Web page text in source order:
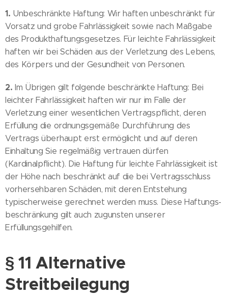
1. Unbeschränkte Haftung: Wir haften unbeschränkt für
Vorsatz und grobe Fahrlässigkeit sowie nach Maßgabe
des Produkthaftungsgesetzes. Für leichte Fahrlässigkeit
haften wir bei Schäden aus der Verletzung des Lebens,
des Körpers und der Gesundheit von Personen.
2. Im Übrigen gilt folgende beschränkte Haftung: Bei
leichter Fahrlässigkeit haften wir nur im Falle der
Verletzung einer wesentlichen Vertragspflicht, deren
Erfüllung die ordnungsgemäße Durchführung des
Vertrags überhaupt erst ermöglicht und auf deren
Einhaltung Sie regelmäßig vertrauen dürfen
(Kardinalpflicht). Die Haftung für leichte Fahrlässigkeit ist
der Höhe nach beschränkt auf die bei Vertragsschluss
vorhersehbaren Schäden, mit deren Entstehung
typischerweise gerechnet werden muss. Diese Haftungs-
beschränkung gilt auch zugunsten unserer
Erfüllungsgehilfen.
§ 11 Alternative
Streitbeilegung